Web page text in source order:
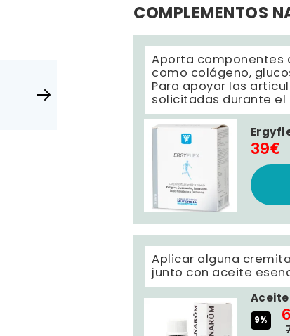
COMPLEMENTOS
Aporta componentes
como colágeno,
Para apoyar las
solicitadas durante el
39€
Aplicar alguna
junto con aceite
9%